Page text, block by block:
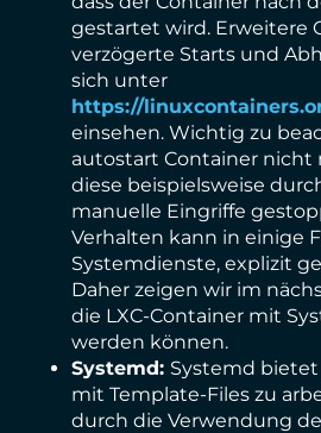
gestartet wird. Erweitere
verzögerte Starts und
sich unter
https://
einsehen. Wichtig zu
autostart Container nicht
diese beispielsweise
manuelle Eingriffe
Verhalten kann in einige
Systemdienste, explizit
Daher zeigen wir im
die LXC-Container mit
werden können.
Systemd: Systemd
mit Template-Files zu
durch die Verwendung